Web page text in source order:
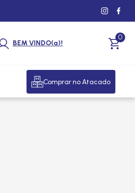
BEM VINDO(a)!
0
Comprar no Atacado